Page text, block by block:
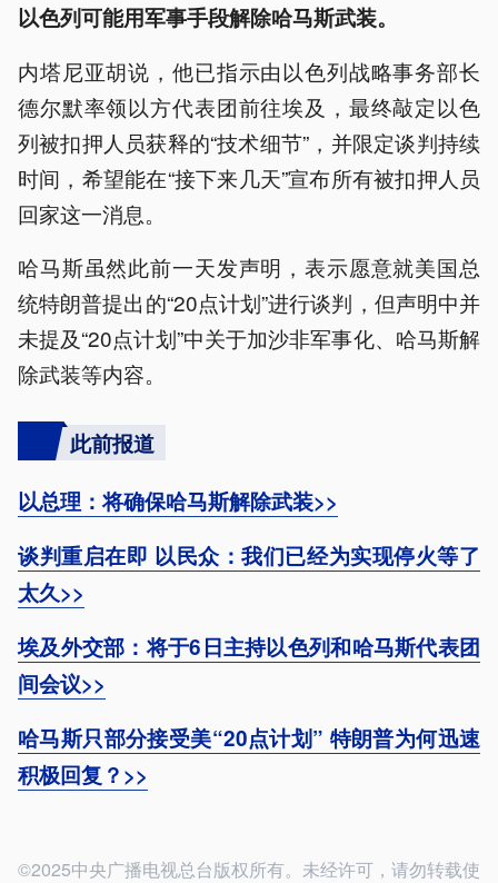
以色列可能用军事手段解除哈马斯武装。
内塔尼亚胡说，他已指示由以色列战略事务部长
德尔默率领以方代表团前往埃及，最终敲定以色
列被扣押人员获释的“技术细节”，并限定谈判持续
时间，希望能在“接下来几天”宣布所有被扣押人员
回家这一消息。
哈马斯虽然此前一天发声明，表示愿意就美国总
统特朗普提出的“20点计划”进行谈判，但声明中并
未提及“20点计划”中关于加沙非军事化、哈马斯解
除武装等内容。
此前报道
以总理：将确保哈马斯解除武装>>
谈判重启在即 以民众：我们已经为实现停火等了
太久>>
埃及外交部：将于6日主持以色列和哈马斯代表团
间会议>>
哈马斯只部分接受美“20点计划” 特朗普为何迅速
积极回复？>>
©2025中央广播电视总台版权所有。未经许可，请勿转载使